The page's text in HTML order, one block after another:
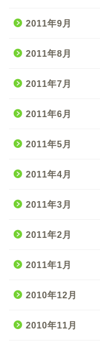
2011年9月
2011年8月
2011年7月
2011年6月
2011年5月
2011年4月
2011年3月
2011年2月
2011年1月
2010年12月
2010年11月